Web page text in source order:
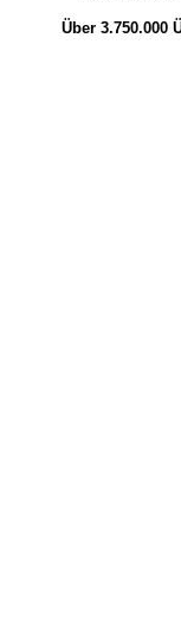
Über 3.750.000